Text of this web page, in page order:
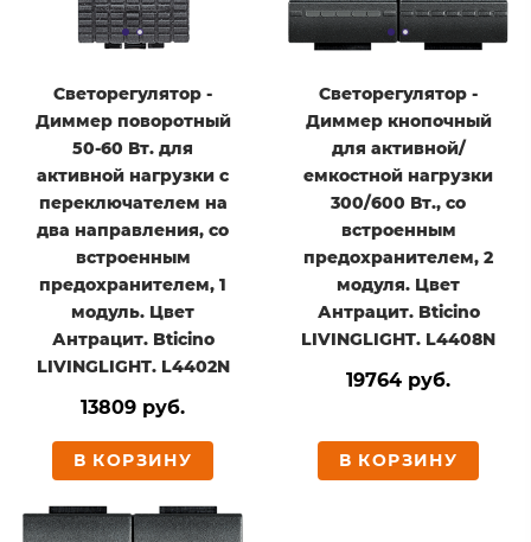
Светорегулятор -
Диммер поворотный
50-60 Вт. для
активной нагрузки с
переключателем на
два направления, со
встроенным
предохранителем, 1
модуль. Цвет
Антрацит. Bticino
LIVINGLIGHT. L4402N
13809 руб.
В КОРЗИНУ
Светорегулятор -
Диммер кнопочный
для активной/
емкостной нагрузки
300/600 Вт., со
встроенным
предохранителем, 2
модуля. Цвет
Антрацит. Bticino
LIVINGLIGHT. L4408N
19764 руб.
В КОРЗИНУ